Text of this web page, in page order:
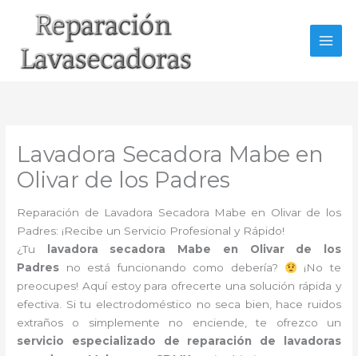
Lavadora Secadora Mabe en
Olivar de los Padres
Reparación de Lavadora Secadora Mabe en Olivar de los
Padres: ¡Recibe un Servicio Profesional y Rápido!
¿Tu
lavadora secadora Mabe en Olivar de los
Padres no está funcionando como debería?
¡No te
preocupes! Aquí estoy para ofrecerte una solución rápida y
efectiva. Si tu electrodoméstico no seca bien, hace ruidos
extraños o simplemente no enciende, te ofrezco un
servicio especializado de reparación de lavadoras